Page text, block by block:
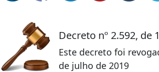
Decreto nº 2.592, de
Este decreto foi
de julho de 2019